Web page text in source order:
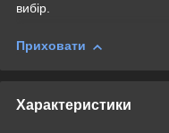
вибір.
Приховати
Характеристики